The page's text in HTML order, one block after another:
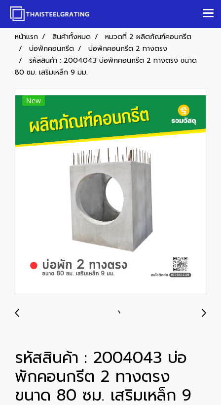
หน้าแรก สินค้าทั้งหมด
หมวดที่ 2 ผลิตภัณฑ์คอนกรีต
บ่อพักคอนกรีต
บ่อพักคอนกรีต 2 ทางตรง
รหัสสินค้า : 2004043 บ่อพักคอนกรีต 2 ทางตรง ขนาด
80 ซม. เสริมเหล็ก 9 มม.
New
รหัสสินค้า : 2004043 บ่อ
พักคอนกรีต 2 ทางตรง
ขนาด 80 ซม. เสริมเหล็ก 9